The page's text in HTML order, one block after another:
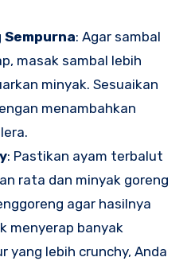
Sempurna: Agar sambal
masak sambal lebih
minyak. Sesuaikan
menambahkan
: Pastikan ayam terbalut
rata dan minyak goreng
agar hasilnya
menyerap banyak
yang lebih crunchy, Anda